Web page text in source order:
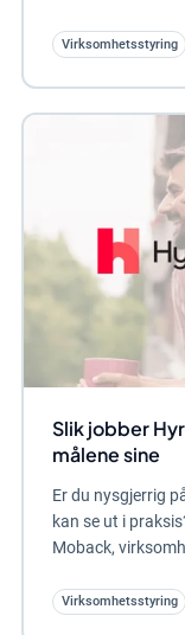
Virksomhetsstyring
Slik jobber
målene sine
Er du nysgjerrig
kan se ut i
Moback,
Virksomhetsstyring